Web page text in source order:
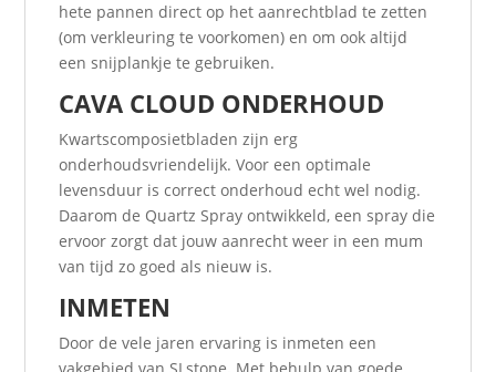
hete pannen direct op het aanrechtblad te zetten
(om verkleuring te voorkomen) en om ook altijd
een snijplankje te gebruiken.
CAVA CLOUD ONDERHOUD
Kwartscomposietbladen zijn erg
onderhoudsvriendelijk. Voor een optimale
levensduur is correct onderhoud echt wel nodig.
Daarom de Quartz Spray ontwikkeld, een spray die
ervoor zorgt dat jouw aanrecht weer in een mum
van tijd zo goed als nieuw is.
INMETEN
Door de vele jaren ervaring is inmeten een